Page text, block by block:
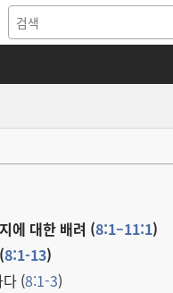
에 대한 배려 (8:1–11:1)
8:1-13)
(8:1-3)